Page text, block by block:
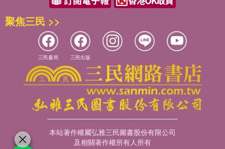
聚焦三民 >>
三民書局 三民出版
本站著作權屬弘雅三民圖書股份有限公司
及相關著作權所有人所有